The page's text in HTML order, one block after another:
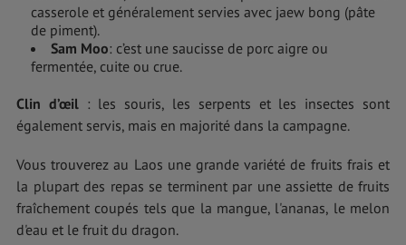
casserole et généralement servies avec jaew bong (pâte
de piment).
Sam Moo: c’est une saucisse de porc aigre ou
fermentée, cuite ou crue.
Clin d’œil: les souris, les serpents et les insectes sont
également servis, mais en majorité dans la campagne.
Vous trouverez au Laos une grande variété de fruits frais et
la plupart des repas se terminent par une assiette de fruits
fraîchement coupés tels que la mangue, l'ananas, le melon
d'eau et le fruit du dragon.